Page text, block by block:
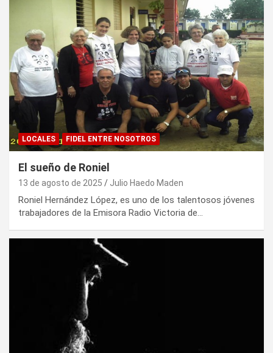
LOCALES FIDEL ENTRE NOSOTROS
El sueño de Roniel
13 de agosto de 2025 Julio Haedo Maden
Roniel Hernández López, es uno de los talentosos jóvenes
trabajadores de la Emisora Radio Victoria de…